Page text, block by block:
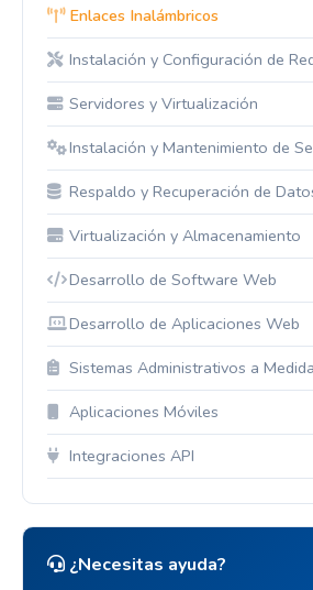
Enlaces Inalámbricos
Instalación y Configuración de
Servidores y Virtualización
Instalación y Mantenimiento de
Respaldo y Recuperación de
Virtualización y Almacenamiento
Desarrollo de Software Web
Desarrollo de Aplicaciones Web
Sistemas Administrativos a Medida
Aplicaciones Móviles
Integraciones API
¿Necesitas ayuda?